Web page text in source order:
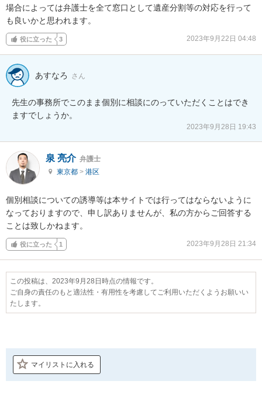
場合によっては弁護士を全て窓口として遺産分割等の対応を行って
も良いかと思われます。
役に立った 3 2023年9月22日 04:48
あすなろ さん
先生の事務所でこのまま個別に相談にのっていただくことはでき
ますでしょうか。
2023年9月28日 19:43
泉 亮介 弁護士
東京都 > 港区
個別相談についての誘導等は本サイトでは行ってはならないように
なっておりますので、申し訳ありませんが、私の方からご回答する
ことは致しかねます。
役に立った 1 2023年9月28日 21:34
この投稿は、2023年9月28日時点の情報です。
ご自身の責任のもと適法性・有用性を考慮してご利用いただくようお願いい
たします。
マイリストに入れる